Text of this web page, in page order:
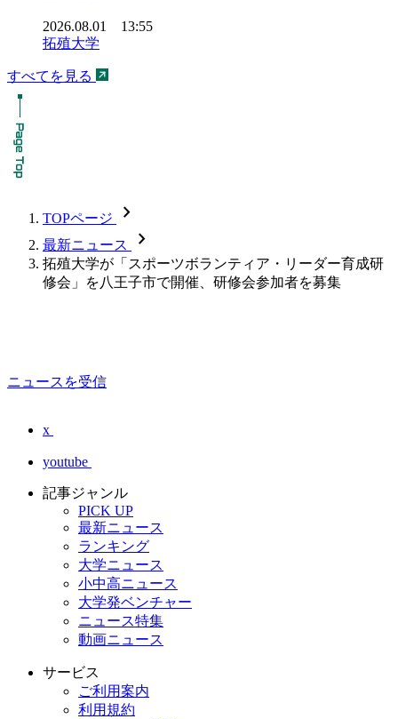
2026.08.01 13:55
拓殖大学
すべてを見る
TOPページ chevron_forward
最新ニュース chevron_forward
拓殖大学が「スポーツボランティア・リーダー育成研
修会」を八王子市で開催、研修会参加者を募集
ニュースを受信
x
youtube
記事ジャンル
PICK UP
最新ニュース
ランキング
大学ニュース
小中高ニュース
大学発ベンチャー
ニュース特集
動画ニュース
サービス
ご利用案内
利用規約